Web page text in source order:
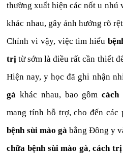
thường xuất hiện các nốt u
khác nhau, gây ảnh hưởng rõ
Chính vì vậy, việc tìm hiểu
trị từ sớm là điều rất cần thiết
Hiện nay, y học đã ghi nhận
gà khác nhau, bao gồmcách
mang tính hỗ trợ, cho đến các
bệnh sùi mào gàbằng Đông y
chữa bệnh sùi mào gà,cách trị